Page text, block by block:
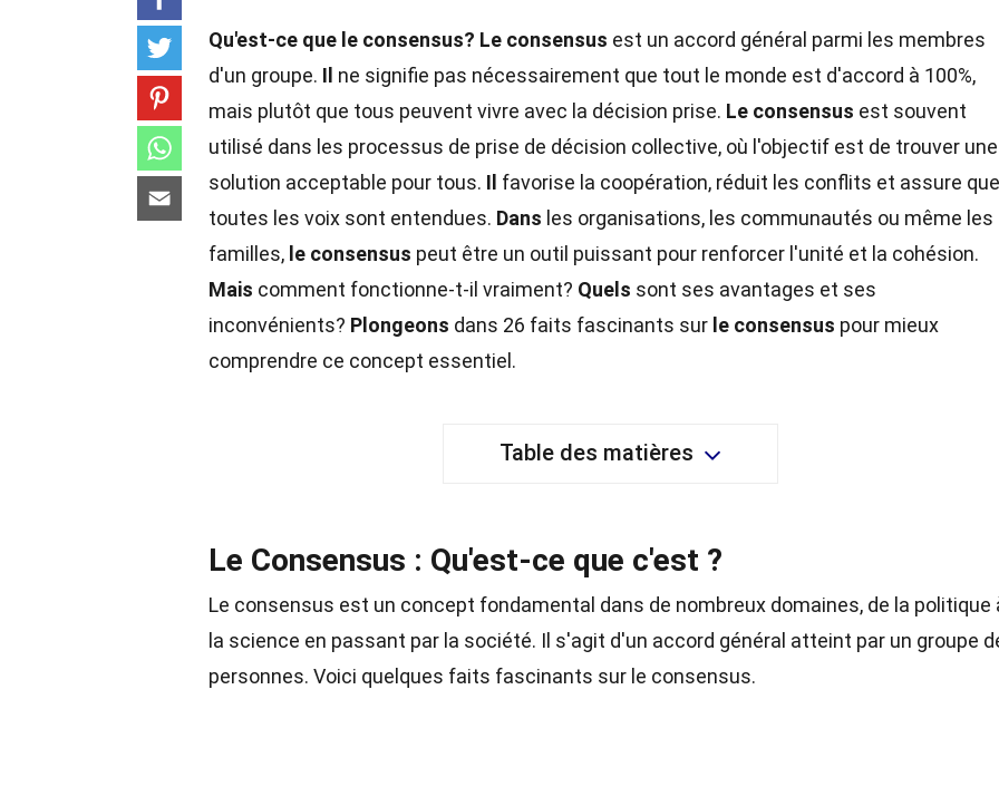
Qu'est-ce que le consensus? Le consensus est un accord général parmi les membres
d'un groupe. Il ne signifie pas nécessairement que tout le monde est d'accord à 100%,
mais plutôt que tous peuvent vivre avec la décision prise. Le consensus est souvent
utilisé dans les processus de prise de décision collective, où l'objectif est de trouver une
solution acceptable pour tous. Il favorise la coopération, réduit les conflits et assure que
toutes les voix sont entendues. Dans les organisations, les communautés ou même les
familles, le consensus peut être un outil puissant pour renforcer l'unité et la cohésion.
Mais comment fonctionne-t-il vraiment? Quels sont ses avantages et ses
inconvénients? Plongeons dans 26 faits fascinants sur le consensus pour mieux
comprendre ce concept essentiel.
Table des matières
Le Consensus : Qu'est-ce que c'est ?
Le consensus est un concept fondamental dans de nombreux domaines, de la politique
la science en passant par la société. Il s'agit d'un accord général atteint par un groupe
personnes. Voici quelques faits fascinants sur le consensus.